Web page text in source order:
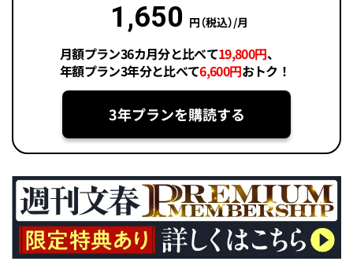
1,650 円（税込）/月
月額プラン36カ月分と比べて19,800円、
年額プラン3年分と比べて6,600円おトク！
3年プランを購読する